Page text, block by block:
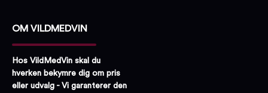
OM VILDMEDVIN
Hos VildMedVin skal du
hverken bekymre dig om pris
eller udvalg - Vi garanterer den